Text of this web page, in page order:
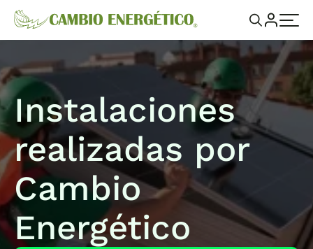
Instalaciones
realizadas por
Cambio
Energético